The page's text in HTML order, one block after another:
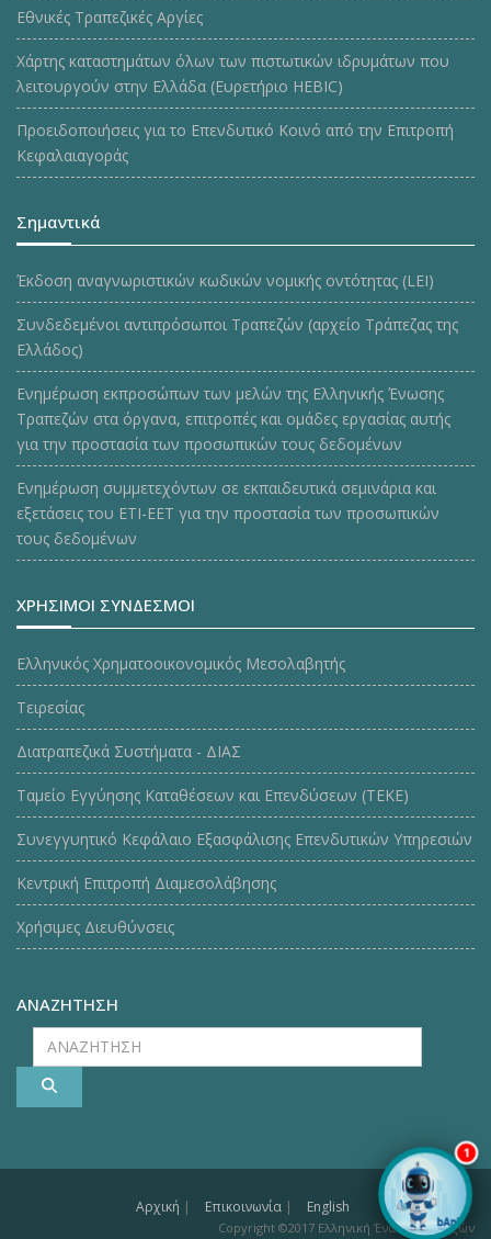
1
Εθνικές Τραπεζικές Αργίες
Χάρτης καταστημάτων όλων των πιστωτικών ιδρυμάτων που
λειτουργούν στην Ελλάδα (Ευρετήριο HEBIC)
Προειδοποιήσεις για το Επενδυτικό Κοινό από την Επιτροπή
Κεφαλαιαγοράς
Σημαντικά
Έκδοση αναγνωριστικών κωδικών νομικής οντότητας (LEI)
Συνδεδεμένοι αντιπρόσωποι Τραπεζών (αρχείο Τράπεζας της
Ελλάδος)
Ενημέρωση εκπροσώπων των μελών της Ελληνικής Ένωσης
Τραπεζών στα όργανα, επιτροπές και ομάδες εργασίας αυτής
για την προστασία των προσωπικών τους δεδομένων
Ενημέρωση συμμετεχόντων σε εκπαιδευτικά σεμινάρια και
εξετάσεις του ΕΤΙ-ΕΕΤ για την προστασία των προσωπικών
τους δεδομένων
ΧΡΗΣΙΜΟΙ ΣΥΝΔΕΣΜΟΙ
Ελληνικός Χρηματοοικονομικός Μεσολαβητής
Τειρεσίας
Διατραπεζικά Συστήματα - ΔΙΑΣ
Ταμείο Εγγύησης Καταθέσεων και Επενδύσεων (ΤΕΚE)
Συνεγγυητικό Κεφάλαιο Εξασφάλισης Επενδυτικών Υπηρεσιών
Κεντρική Επιτροπή Διαμεσολάβησης
Χρήσιμες Διευθύνσεις
ΑΝΑΖΗΤΗΣΗ
ΑΝΑΖΗΤΗΣΗ
Αρχική | Επικοινωνία | English
Copyright ©2017 Ελληνική Ένωση Τραπεζών